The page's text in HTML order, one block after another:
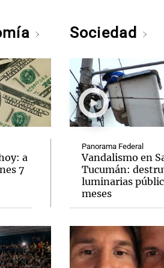
a
7
Sociedad
Panorama Federal
Vandalismo en
Tucumán:
luminarias
meses